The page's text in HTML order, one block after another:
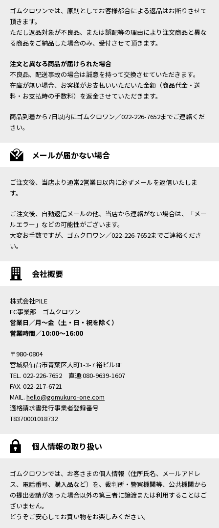
ゴムクロワンでは、原則としてお客様都合による返品はお断りさせて
頂きます。
ただし返品対象が不良品、または誤配等の理由により注文商品と異な
る商品をご納品した場合のみ、受付させて頂きます。
注文と異なる商品が届けられた場合
不良品、配送事故の場合は誠意を持って交換させていただきます。
在庫が無い場合、お客様がお支払いいただいた金額（商品代金・送
料・お支払時の手数料）を返金させていただきます。
商品到着から7日以内にゴムクロワン／022-226-7652までご連絡くだ
さい。
メールが届かない場合
ご注文後、当店より通常2営業日以内に必ずメールを返信いたしま
す。
ご注文後、自動返信メールの他、当店から連絡がない場合は、「メー
ルエラー」などの可能性がございます。
大変お手数ですが、ゴムクロワン／022-226-7652までご連絡くださ
い。
会社概要
株式会社PILE
EC事業部 ゴムクロワン
営業日／月〜金（土・日・祝を除く）
営業時間／10:00〜16:00
〒980-0804
宮城県仙台市青葉区大町1-3-7 裕ビル8F
TEL. 022-226-7652 直通:080-9639-1607
FAX. 022-217-6721
MAIL. hello@gomukuro-one.com
適格請求書発行事業者登録番号
T8370001018732
個人情報の取り扱い
ゴムクロワンでは、お客さまの個人情報（住所氏名、メールアドレ
ス、電話番号、購入品など）を、裁判所・警察機関等、公共機関から
の提出要請があった場合以外の第三者に譲渡または利用することはご
ざいません。
どうぞご安心してお買い物をお楽しみください。